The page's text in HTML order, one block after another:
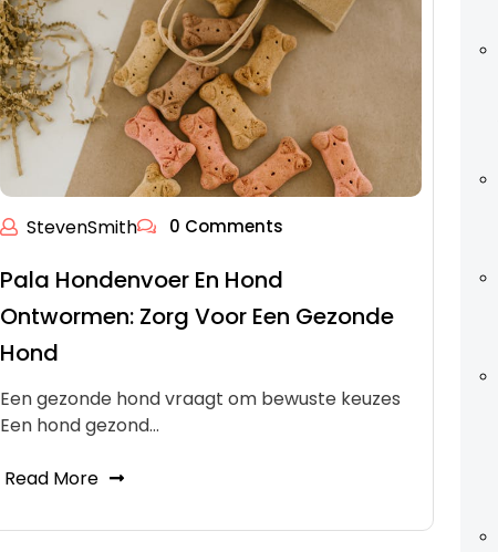
StevenSmith 0 Comments
Pala Hondenvoer En Hond
Ontwormen: Zorg Voor Een Gezonde
Hond
Een gezonde hond vraagt om bewuste keuzes
Een hond gezond…
Read More